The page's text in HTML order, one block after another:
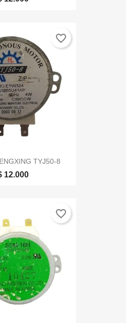
TYJ50-8
12.000
favorite_border
favorite_border